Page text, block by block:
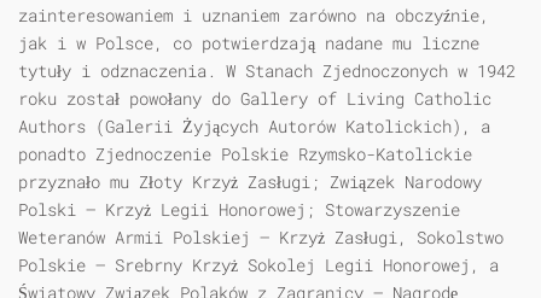
zainteresowaniem i uznaniem zarówno na obczyźnie,
jak i w Polsce, co potwierdzają nadane mu liczne
tytuły i odznaczenia. W Stanach Zjednoczonych w 1942
roku został powołany do Gallery of Living Catholic
Authors (Galerii Żyjących Autorów Katolickich), a
ponadto Zjednoczenie Polskie Rzymsko-Katolickie
przyznało mu Złoty Krzyż Zasługi; Związek Narodowy
Polski – Krzyż Legii Honorowej; Stowarzyszenie
Weteranów Armii Polskiej – Krzyż Zasługi, Sokolstwo
Polskie – Srebrny Krzyż Sokolej Legii Honorowej, a
Światowy Związek Polaków z Zagranicy – Nagrodę